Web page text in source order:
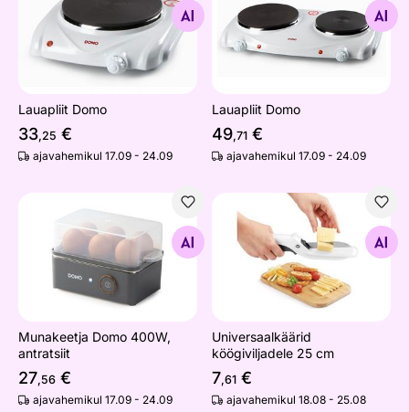
Otsi sarnaseid
Lauapliit Domo
33,25 €
ajavahemikul 17.09 - 24.09
Otsi sarnaseid
Lauapliit Domo
49,71 €
ajavahemikul 17.09 - 24.09
Munakeetja Domo 400W, antratsiit
Otsi sarnaseid
Munakeetja Domo 400W,
antratsiit
27,56 €
ajavahemikul 17.09 - 24.09
Universaalkäärid
Otsi sarnaseid
Universaalkäärid
köögiviljadele 25 cm
7,61 €
ajavahemikul 18.08 - 25.08